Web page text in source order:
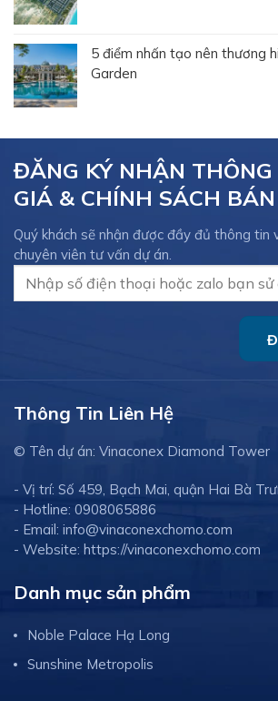
5 điểm nhấn tạo nên thương
Garden
ĐĂNG KÝ NHẬN
GIÁ & CHÍNH SÁCH
Quý khách sẽ nhận được đầy đủ thông tin
chuyên viên tư vấn dự án.
Thông Tin Liên Hệ
© Tên dự án: Vinaconex Diamond Tower
- Vị trí: Số 459, Bạch Mai, quận Hai Bà
- Hotline: 0908065886
- Email: info@vinaconexchomo.com
- Website: https://vinaconexchomo.com
Danh mục sản phẩm
Noble Palace Hạ Long
Sunshine Metropolis